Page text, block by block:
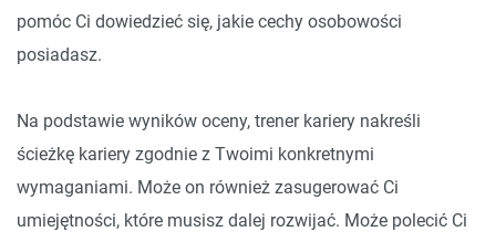
pomóc Ci dowiedzieć się, jakie cechy osobowości
posiadasz.
Na podstawie wyników oceny, trener kariery nakreśli
ścieżkę kariery zgodnie z Twoimi konkretnymi
wymaganiami. Może on również zasugerować Ci
umiejętności, które musisz dalej rozwijać. Może polecić Ci